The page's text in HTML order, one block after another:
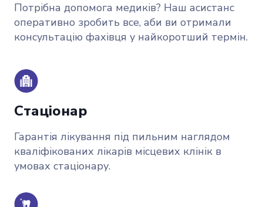
Потрібна допомога медиків? Наш асистанс
оперативно зробить все, аби ви отримали
консультацію фахівця у найкоротший термін.
Стаціонар
Гарантія лікування під пильним наглядом
кваліфікованих лікарів місцевих клінік в
умовах стаціонару.